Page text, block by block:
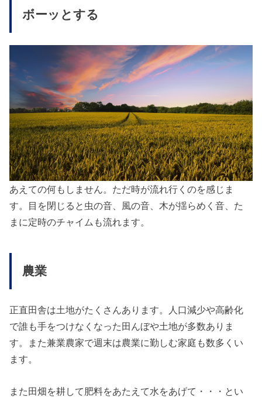
ボーッとする
あえての何もしません。ただ時が流れ行くのを感じま
す。目を閉じると虫の音、風の音、木が揺らめく音、た
まに定時のチャイムも流れます。
農業
正直田舎は土地がたくさんあります。人口減少や高齢化
で誰も手をつけなくなった田んぼや土地が多数ありま
す。また兼業農家で週末は農業に勤しむ家庭も数多くい
ます。
また田畑を耕して肥料をあたえて水をあげて・・・とい